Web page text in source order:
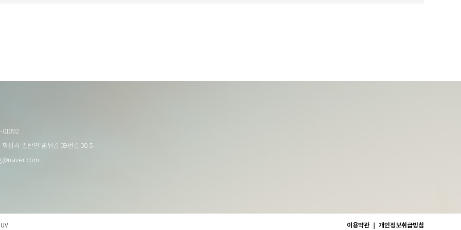
성시 팔탄면 밤뒤길 39번길 30-5
이용약관 개인정보취급방침